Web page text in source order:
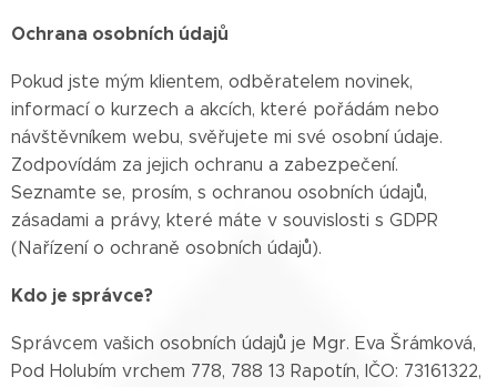
Ochrana osobních údajů
Pokud jste mým klientem, odběratelem novinek,
informací o kurzech a akcích, které pořádám nebo
návštěvníkem webu, svěřujete mi své osobní údaje.
Zodpovídám za jejich ochranu a zabezpečení.
Seznamte se, prosím, s ochranou osobních údajů,
zásadami a právy, které máte v souvislosti s GDPR
(Nařízení o ochraně osobních údajů).
Kdo je správce?
Správcem vašich osobních údajů je Mgr. Eva Šrámková,
Pod Holubím vrchem 778, 788 13 Rapotín, IČO: 73161322,